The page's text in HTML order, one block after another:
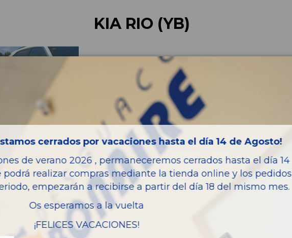
KIA RIO (YB)
KIA RIO (YB)
Observaciones:
KIA RIO (YB) DRIVE. kia rio (yb) del año 2021
Código interno: AD494
Características del vehículo
Año fabricación
Código motor
cerrados por vacaciones hasta el día 14 de Agosto!
de verano 2026 , permaneceremos cerrados hasta el día 14
podrá realizar compras mediante la tienda online y los pedidos
empezarán a recibirse a partir del día 18 del mismo mes.
Os esperamos a la vuelta
¡FELICES VACACIONES!